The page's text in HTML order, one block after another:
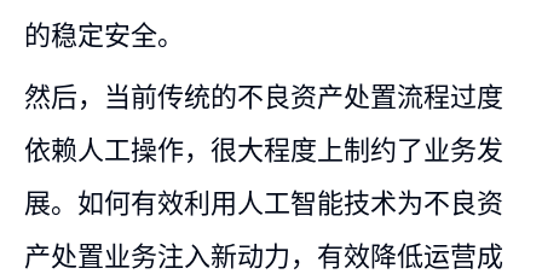
的稳定安全。
然后，当前传统的不良资产处置流程过度
依赖人工操作，很大程度上制约了业务发
展。如何有效利用人工智能技术为不良资
产处置业务注入新动力，有效降低运营成